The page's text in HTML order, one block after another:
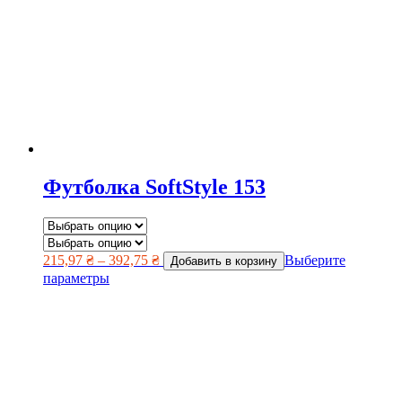
Футболка SoftStyle 153
215,97 ₴ – 392,75 ₴ Добавить в корзину Выберите
параметры